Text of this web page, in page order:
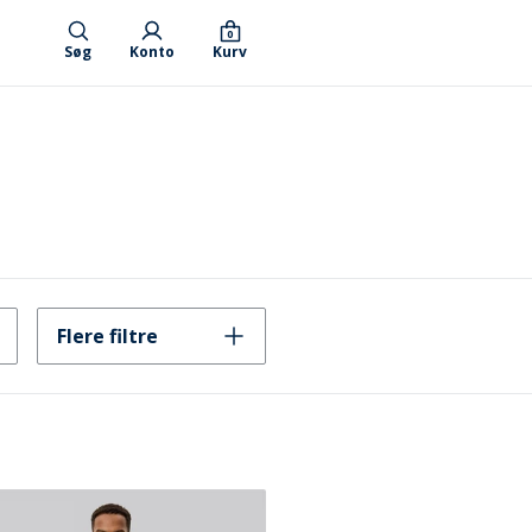
Søg Konto Kurv
0
Flere filtre